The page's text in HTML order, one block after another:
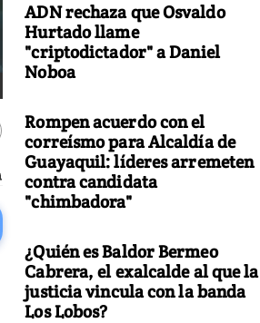
ADN rechaza que Osvaldo
Hurtado llame
"criptodictador" a Daniel
Noboa
Rompen acuerdo con el
correísmo para Alcaldía de
Guayaquil: líderes arremeten
contra candidata
"chimbadora"
¿Quién es Baldor Bermeo
Cabrera, el exalcalde al que la
justicia vincula con la banda
Los Lobos?